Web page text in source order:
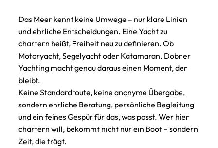
Das Meer kennt keine Umwege – nur klare Linien
und ehrliche Entscheidungen. Eine Yacht zu
chartern heißt, Freiheit neu zu definieren. Ob
Motoryacht, Segelyacht oder Katamaran. Dobner
Yachting macht genau daraus einen Moment, der
bleibt.
Keine Standardroute, keine anonyme Übergabe,
sondern ehrliche Beratung, persönliche Begleitung
und ein feines Gespür für das, was passt. Wer hier
chartern will, bekommt nicht nur ein Boot – sondern
Zeit, die trägt.